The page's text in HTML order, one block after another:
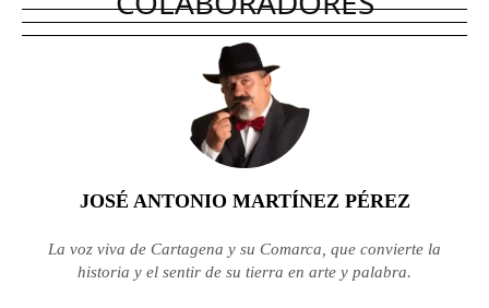
JOSÉ ANTONIO MARTÍNEZ PÉREZ
La voz viva de Cartagena y su Comarca, que convierte la
historia y el sentir de su tierra en arte y palabra.